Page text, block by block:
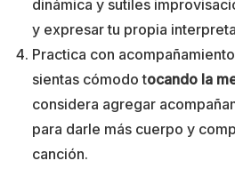
dinámica y sutiles
y expresar tu propia
Practica con
sientas cómodo tocando la
considera agregar
para darle más cuerpo y
canción.